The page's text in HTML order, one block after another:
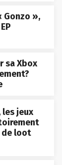
Gonzo »,
sa Xbox
les jeux
de loot